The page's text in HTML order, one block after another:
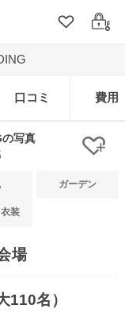
クリップ
ログ
口コミ 費用
の写真
ク
ガーデン
衣装
場
110名）